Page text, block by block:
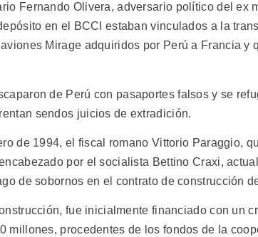
Fernando Olivera, adversario político del ex
en el BCCI estaban vinculados a la
Mirage adquiridos por Perú a Francia y
de Perú con pasaportes falsos y se
sendos juicios de extradición.
de 1994, el fiscal romano Vittorio Paraggio,
por el socialista Bettino Craxi,
de sobornos en el contrato de construcción
fue inicialmente financiado con un
millones, procedentes de los fondos de la